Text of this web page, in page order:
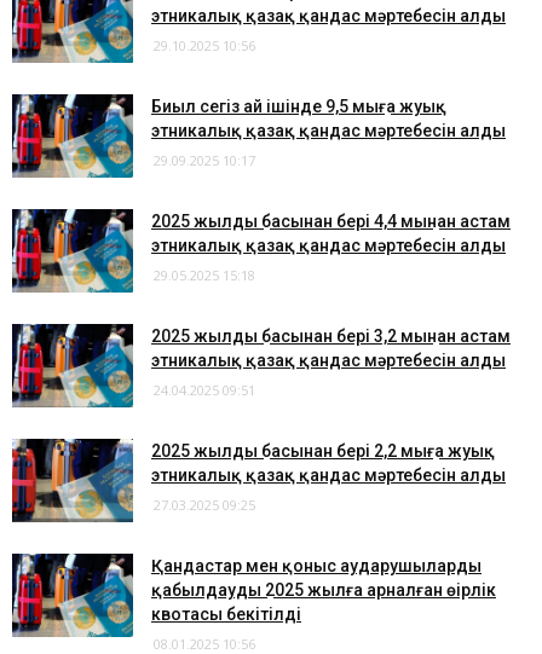
этникалық қазақ қандас мәртебесін алды
29.10.2025 10:56
Биыл сегіз ай ішінде 9,5 мыңға жуық
этникалық қазақ қандас мәртебесін алды
29.09.2025 10:17
2025 жылдың басынан бері 4,4 мыңнан астам
этникалық қазақ қандас мәртебесін алды
29.05.2025 15:18
2025 жылдың басынан бері 3,2 мыңнан астам
этникалық қазақ қандас мәртебесін алды
24.04.2025 09:51
2025 жылдың басынан бері 2,2 мыңға жуық
этникалық қазақ қандас мәртебесін алды
27.03.2025 09:25
​Қандастар мен қоныс аударушыларды
қабылдаудың 2025 жылға арналған өңірлік
квотасы бекітілді
08.01.2025 10:56